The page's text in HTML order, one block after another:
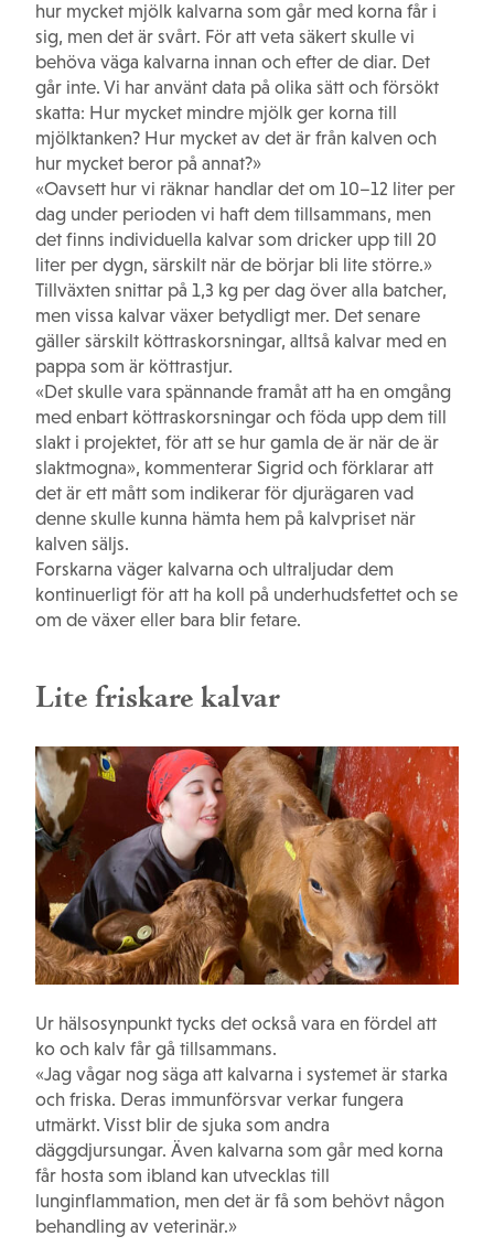
hur mycket mjölk kalvarna som går med korna får i
sig, men det är svårt. För att veta säkert skulle vi
behöva väga kalvarna innan och efter de diar. Det
går inte. Vi har använt data på olika sätt och försökt
skatta: Hur mycket mindre mjölk ger korna till
mjölktanken? Hur mycket av det är från kalven och
hur mycket beror på annat?»
«Oavsett hur vi räknar handlar det om 10–12 liter per
dag under perioden vi haft dem tillsammans, men
det finns individuella kalvar som dricker upp till 20
liter per dygn, särskilt när de börjar bli lite större.»
Tillväxten snittar på 1,3 kg per dag över alla batcher,
men vissa kalvar växer betydligt mer. Det senare
gäller särskilt köttraskorsningar, alltså kalvar med en
pappa som är köttrastjur.
«Det skulle vara spännande framåt att ha en omgång
med enbart köttraskorsningar och föda upp dem till
slakt i projektet, för att se hur gamla de är när de är
slaktmogna», kommenterar Sigrid och förklarar att
det är ett mått som indikerar för djurägaren vad
denne skulle kunna hämta hem på kalvpriset när
kalven säljs.
Forskarna väger kalvarna och ultraljudar dem
kontinuerligt för att ha koll på underhudsfettet och se
om de växer eller bara blir fetare.
Lite friskare kalvar
Ur hälsosynpunkt tycks det också vara en fördel att
ko och kalv får gå tillsammans.
«Jag vågar nog säga att kalvarna i systemet är starka
och friska. Deras immunförsvar verkar fungera
utmärkt. Visst blir de sjuka som andra
däggdjursungar. Även kalvarna som går med korna
får hosta som ibland kan utvecklas till
lunginflammation, men det är få som behövt någon
behandling av veterinär.»